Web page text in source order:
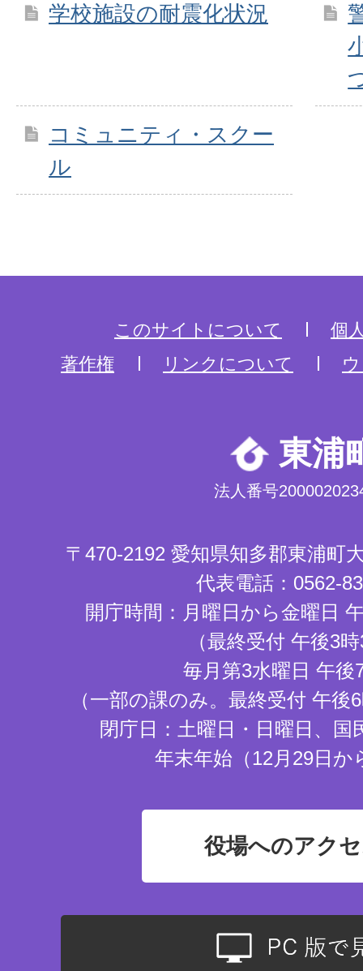
学校施設の耐震化状況
コミュニティ・スクー
ル
このサイトについて
個
著作権
リンクについて
東浦
法人番号
〒470-2192 愛知県知多郡東浦町
代表電話：0562-
開庁時間：月曜日から金曜日
（最終受付 午後3
毎月第3水曜日 午後
（一部の課のみ。最終受付 午
閉庁日：土曜日・日曜日、国
年末年始（12月29日か
役場へのアク